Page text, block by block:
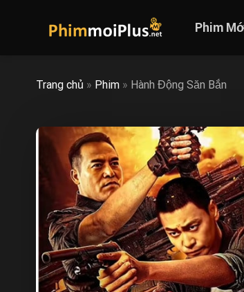
Phim
Trang chủ » Phim » Hành Động Săn Bắn